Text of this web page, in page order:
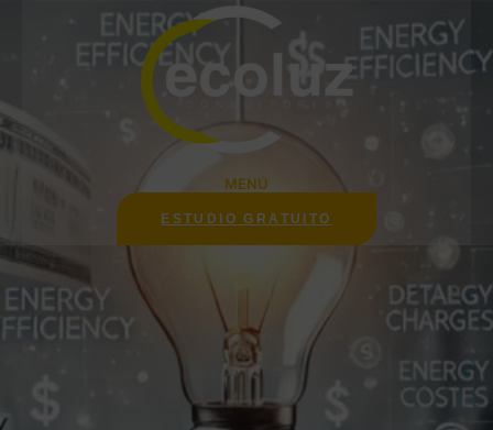
MENÚ
ESTUDIO GRATUITO